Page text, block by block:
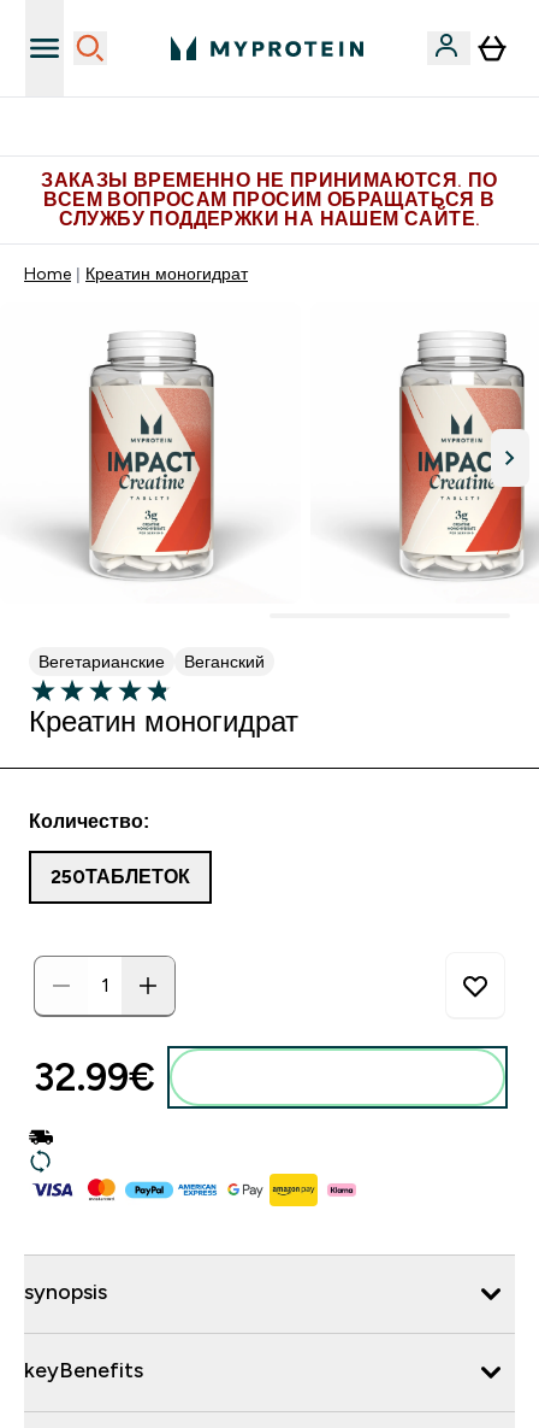
ЗАКАЗЫ ВРЕМЕННО НЕ ПРИНИМАЮТСЯ. ПО
ВСЕМ ВОПРОСАМ ПРОСИМ ОБРАЩАТЬСЯ В
СЛУЖБУ ПОДДЕРЖКИ НА НАШЕМ САЙТЕ.
Home Креатин моногидрат
Вегетарианские Веганский
Креатин моногидрат
Количество:
250ТАБЛЕТОК
32.99€‎
synopsis
keyBenefits